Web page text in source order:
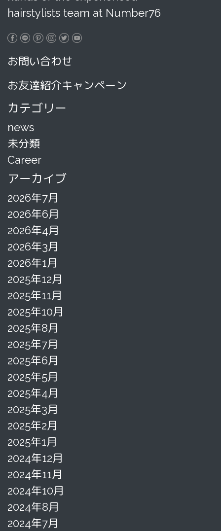
hairstylists team at Number76
お問い合わせ
お友達紹介キャンペーン
カテゴリー
news
未分類
Career
アーカイブ
2026年7月
2026年6月
2026年4月
2026年3月
2026年1月
2025年12月
2025年11月
2025年10月
2025年8月
2025年7月
2025年6月
2025年5月
2025年4月
2025年3月
2025年2月
2025年1月
2024年12月
2024年11月
2024年10月
2024年8月
2024年7月